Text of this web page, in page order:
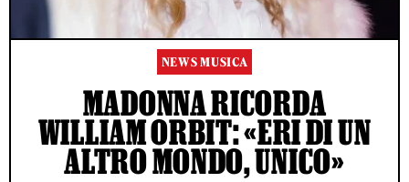
NEWS MUSICA
MADONNA RICORDA
WILLIAM ORBIT: «ERI DI UN
ALTRO MONDO, UNICO»